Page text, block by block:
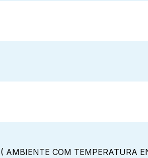
COM TEMPERATURA